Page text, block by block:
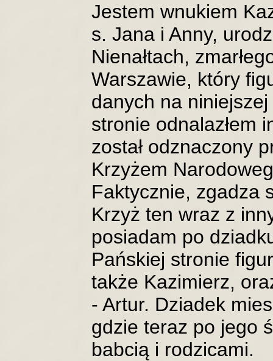
Jestem wnukiem
s. Jana i Anny,
Nienałtach,
Warszawie, który
danych na
stronie odnalazłem
został odznaczony
Krzyżem
Faktycznie, zgadza
Krzyż ten wraz z
posiadam po
Pańskiej stronie
także Kazimierz,
- Artur. Dziadek
gdzie teraz po jego
babcią i rodzicami.